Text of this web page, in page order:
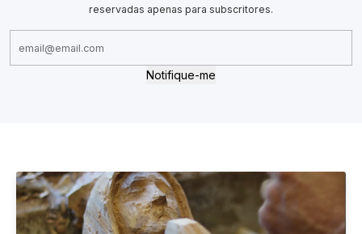
reservadas apenas para subscritores.
Notifique-me